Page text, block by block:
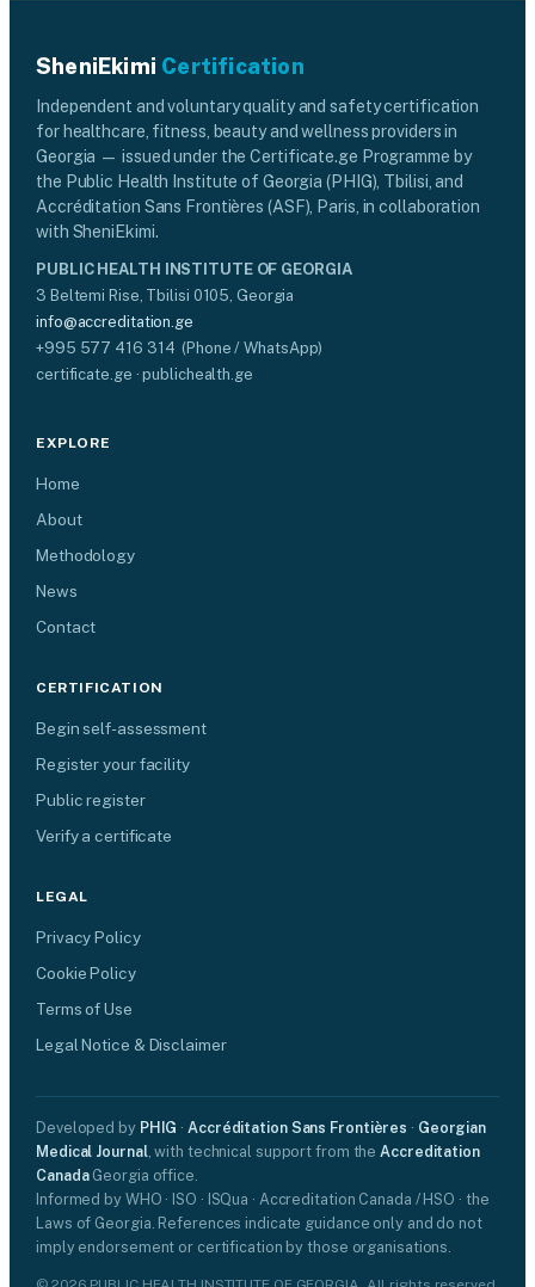
SheniEkimi Certification
Independent and voluntary quality and safety certification
for healthcare, fitness, beauty and wellness providers in
Georgia — issued under the Certificate.ge Programme by
the Public Health Institute of Georgia (PHIG), Tbilisi, and
Accréditation Sans Frontières (ASF), Paris, in collaboration
with SheniEkimi.
PUBLIC HEALTH INSTITUTE OF GEORGIA
3 Beltemi Rise, Tbilisi 0105, Georgia
info@accreditation.ge
+995 577 416 314 (Phone / WhatsApp)
certificate.ge · publichealth.ge
EXPLORE
Home
About
Methodology
News
Contact
CERTIFICATION
Begin self-assessment
Register your facility
Public register
Verify a certificate
LEGAL
Privacy Policy
Cookie Policy
Terms of Use
Legal Notice & Disclaimer
Developed by PHIG ·Accréditation Sans Frontières · Georgian
Medical Journal, with technical support from theAccreditation
CanadaGeorgia office.
Informed by WHO · ISO · ISQua · Accreditation Canada / HSO · the
Laws of Georgia. References indicate guidance only and do not
imply endorsement or certification by those organisations.